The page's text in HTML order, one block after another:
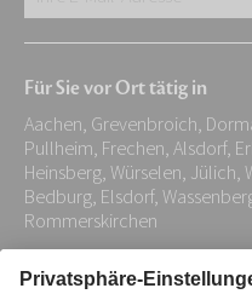
Adresse:
*
Für Sie vor Ort tätig in
Aachen, Grevenbroich,
Pullheim, Frechen, Alsdorf,
Heinsberg, Würselen, Jülich,
Bedburg, Elsdorf,
Rommerskirchen